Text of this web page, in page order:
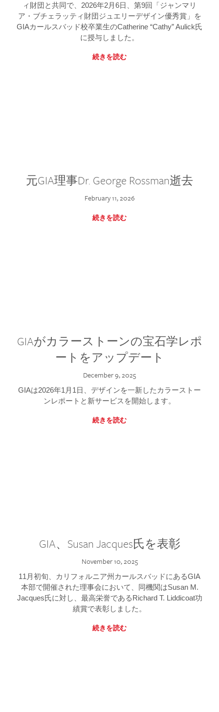
ィ財団と共同で、2026年2月6日、第9回「ジャンマリ
ア・ブチェラッティ財団ジュエリーデザイン優秀賞」を
GIAカールスバッド校卒業生のCatherine “Cathy” Aulick氏
に授与しました。
続きを読む
元GIA理事Dr. George Rossman逝去
February 11, 2026
続きを読む
GIAがカラーストーンの宝石学レポ
ートをアップデート
December 9, 2025
GIAは2026年1月1日、デザインを一新したカラーストー
ンレポートと新サービスを開始します。
続きを読む
GIA、Susan Jacques氏を表彰
November 10, 2025
11月初旬、カリフォルニア州カールスバッドにあるGIA
本部で開催された理事会において、同機関はSusan M.
Jacques氏に対し、最高栄誉であるRichard T. Liddicoat功
績賞で表彰しました。
続きを読む